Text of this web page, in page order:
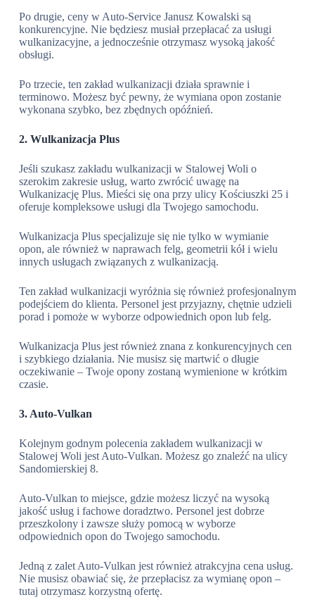
Po drugie, ceny w Auto-Service Janusz Kowalski są
konkurencyjne. Nie będziesz musiał przepłacać za usługi
wulkanizacyjne, a jednocześnie otrzymasz wysoką jakość
obsługi.
Po trzecie, ten zakład wulkanizacji działa sprawnie i
terminowo. Możesz być pewny, że wymiana opon zostanie
wykonana szybko, bez zbędnych opóźnień.
2. Wulkanizacja Plus
Jeśli szukasz zakładu wulkanizacji w Stalowej Woli o
szerokim zakresie usług, warto zwrócić uwagę na
Wulkanizację Plus. Mieści się ona przy ulicy Kościuszki 25 i
oferuje kompleksowe usługi dla Twojego samochodu.
Wulkanizacja Plus specjalizuje się nie tylko w wymianie
opon, ale również w naprawach felg, geometrii kół i wielu
innych usługach związanych z wulkanizacją.
Ten zakład wulkanizacji wyróżnia się również profesjonalnym
podejściem do klienta. Personel jest przyjazny, chętnie udzieli
porad i pomoże w wyborze odpowiednich opon lub felg.
Wulkanizacja Plus jest również znana z konkurencyjnych cen
i szybkiego działania. Nie musisz się martwić o długie
oczekiwanie – Twoje opony zostaną wymienione w krótkim
czasie.
3. Auto-Vulkan
Kolejnym godnym polecenia zakładem wulkanizacji w
Stalowej Woli jest Auto-Vulkan. Możesz go znaleźć na ulicy
Sandomierskiej 8.
Auto-Vulkan to miejsce, gdzie możesz liczyć na wysoką
jakość usług i fachowe doradztwo. Personel jest dobrze
przeszkolony i zawsze służy pomocą w wyborze
odpowiednich opon do Twojego samochodu.
Jedną z zalet Auto-Vulkan jest również atrakcyjna cena usług.
Nie musisz obawiać się, że przepłacisz za wymianę opon –
tutaj otrzymasz korzystną ofertę.